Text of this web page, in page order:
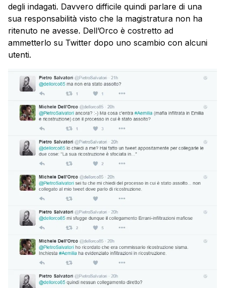
degli indagati. Davvero difficile quindi parlare di una
sua responsabilità visto che la magistratura non ha
ritenuto ne avesse. Dell’Orco è costretto ad
ammetterlo su Twitter dopo uno scambio con alcuni
utenti.